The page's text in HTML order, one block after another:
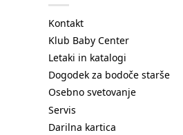
Kontakt
Klub Baby Center
Letaki in katalogi
Dogodek za bodoče starše
Osebno svetovanje
Servis
Darilna kartica